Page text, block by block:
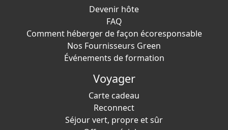
Devenir hôte
FAQ
Comment héberger de façon écoresponsable
Nos Fournisseurs Green
Événements de formation
Voyager
Carte cadeau
Reconnect
Séjour vert, propre et sûr